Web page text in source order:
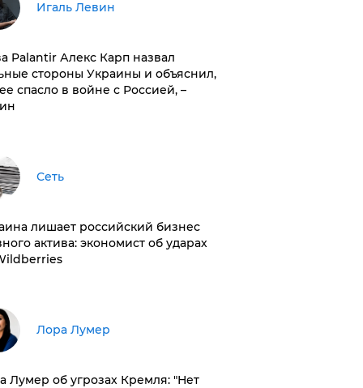
Игаль Левин
Palantir Алекс Карп назвал
стороны Украины и объяснил,
спасло в войне с Россией, –
Сеть
лишает российский бизнес
актива: экономист об ударах
​Лора Лумер
Лумер об угрозах Кремля: "Нет